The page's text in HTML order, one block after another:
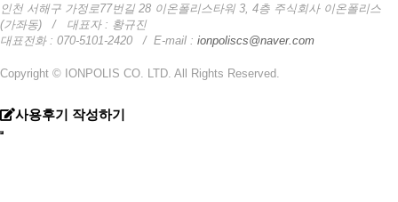
인천 서해구 가정로77번길 28 이온폴리스타워 3, 4층 주식회사 이온폴리스
(가좌동)
/ 대표자 : 황규진
대표전화 : 070-5101-2420 / E-mail : ionpoliscs@naver.com
Copyright © IONPOLIS CO. LTD. All Rights Reserved.
사용후기 작성하기